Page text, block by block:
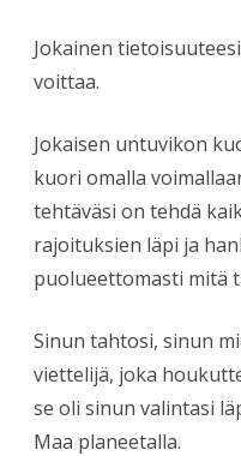
Jokainen
voittaa.
Jokaisen untuvikon
kuori omalla
tehtäväsi on tehdä
rajoituksien läpi ja
puolueettomasti mitä
Sinun tahtosi, sinun
viettelijä, joka
se oli sinun valintasi
Maa planeetalla.